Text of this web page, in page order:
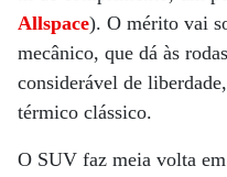
Allspace). O mérito vai
mecânico, que dá às
considerável de
térmico clássico.
O SUV faz meia volta